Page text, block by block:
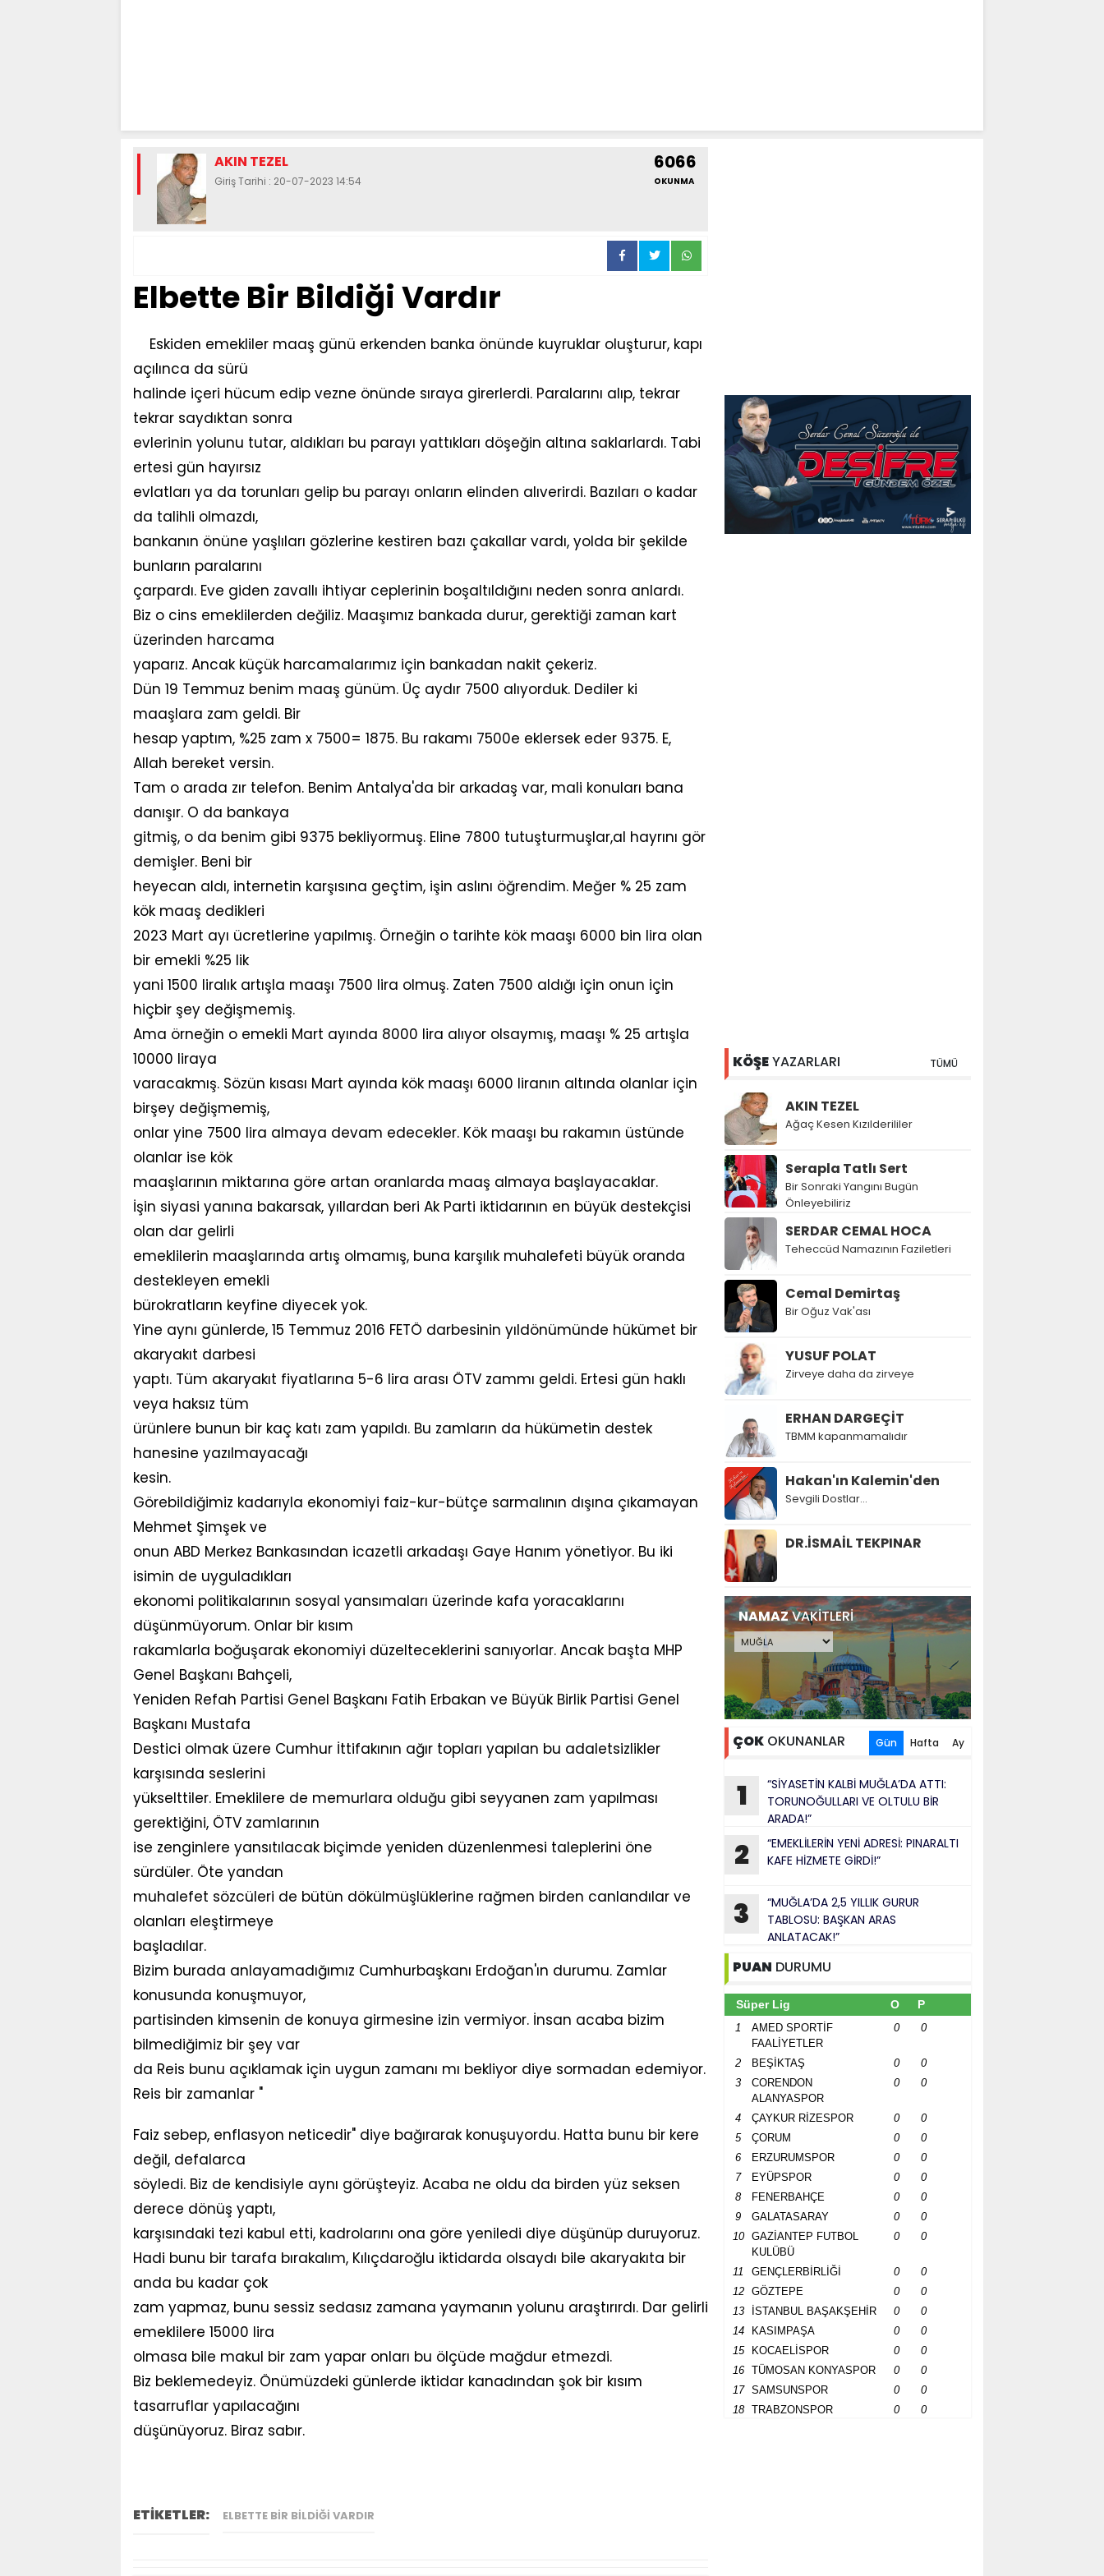
AKIN TEZEL
Giriş Tarihi : 20-07-2023 14:54
6066
OKUNMA
Elbette Bir Bildiği Vardır
Eskiden emekliler maaş günü erkenden banka önünde kuyruklar oluşturur, kapı
açılınca da sürü
halinde içeri hücum edip vezne önünde sıraya girerlerdi. Paralarını alıp, tekrar
tekrar saydıktan sonra
evlerinin yolunu tutar, aldıkları bu parayı yattıkları döşeğin altına saklarlardı. Tabi
ertesi gün hayırsız
evlatları ya da torunları gelip bu parayı onların elinden alıverirdi. Bazıları o kadar
da talihli olmazdı,
bankanın önüne yaşlıları gözlerine kestiren bazı çakallar vardı, yolda bir şekilde
bunların paralarını
çarpardı. Eve giden zavallı ihtiyar ceplerinin boşaltıldığını neden sonra anlardı.
Biz o cins emeklilerden değiliz. Maaşımız bankada durur, gerektiği zaman kart
üzerinden harcama
yaparız. Ancak küçük harcamalarımız için bankadan nakit çekeriz.
Dün 19 Temmuz benim maaş günüm. Üç aydır 7500 alıyorduk. Dediler ki
maaşlara zam geldi. Bir
hesap yaptım, %25 zam x 7500= 1875. Bu rakamı 7500e eklersek eder 9375. E,
Allah bereket versin.
Tam o arada zır telefon. Benim Antalya'da bir arkadaş var, mali konuları bana
danışır. O da bankaya
gitmiş, o da benim gibi 9375 bekliyormuş. Eline 7800 tutuşturmuşlar,al hayrını gör
demişler. Beni bir
heyecan aldı, internetin karşısına geçtim, işin aslını öğrendim. Meğer % 25 zam
kök maaş dedikleri
2023 Mart ayı ücretlerine yapılmış. Örneğin o tarihte kök maaşı 6000 bin lira olan
bir emekli %25 lik
yani 1500 liralık artışla maaşı 7500 lira olmuş. Zaten 7500 aldığı için onun için
hiçbir şey değişmemiş.
Ama örneğin o emekli Mart ayında 8000 lira alıyor olsaymış, maaşı % 25 artışla
10000 liraya
varacakmış. Sözün kısası Mart ayında kök maaşı 6000 liranın altında olanlar için
birşey değişmemiş,
onlar yine 7500 lira almaya devam edecekler. Kök maaşı bu rakamın üstünde
olanlar ise kök
maaşlarının miktarına göre artan oranlarda maaş almaya başlayacaklar.
İşin siyasi yanına bakarsak, yıllardan beri Ak Parti iktidarının en büyük destekçisi
olan dar gelirli
emeklilerin maaşlarında artış olmamış, buna karşılık muhalefeti büyük oranda
destekleyen emekli
bürokratların keyfine diyecek yok.
Yine aynı günlerde, 15 Temmuz 2016 FETÖ darbesinin yıldönümünde hükümet bir
akaryakıt darbesi
yaptı. Tüm akaryakıt fiyatlarına 5-6 lira arası ÖTV zammı geldi. Ertesi gün haklı
veya haksız tüm
ürünlere bunun bir kaç katı zam yapıldı. Bu zamların da hükümetin destek
hanesine yazılmayacağı
kesin.
Görebildiğimiz kadarıyla ekonomiyi faiz-kur-bütçe sarmalının dışına çıkamayan
Mehmet Şimşek ve
onun ABD Merkez Bankasından icazetli arkadaşı Gaye Hanım yönetiyor. Bu iki
isimin de uyguladıkları
ekonomi politikalarının sosyal yansımaları üzerinde kafa yoracaklarını
düşünmüyorum. Onlar bir kısım
rakamlarla boğuşarak ekonomiyi düzelteceklerini sanıyorlar. Ancak başta MHP
Genel Başkanı Bahçeli,
Yeniden Refah Partisi Genel Başkanı Fatih Erbakan ve Büyük Birlik Partisi Genel
Başkanı Mustafa
Destici olmak üzere Cumhur İttifakının ağır topları yapılan bu adaletsizlikler
karşısında seslerini
yükselttiler. Emeklilere de memurlara olduğu gibi seyyanen zam yapılması
gerektiğini, ÖTV zamlarının
ise zenginlere yansıtılacak biçimde yeniden düzenlenmesi taleplerini öne
sürdüler. Öte yandan
muhalefet sözcüleri de bütün dökülmüşlüklerine rağmen birden canlandılar ve
olanları eleştirmeye
başladılar.
Bizim burada anlayamadığımız Cumhurbaşkanı Erdoğan'ın durumu. Zamlar
konusunda konuşmuyor,
partisinden kimsenin de konuya girmesine izin vermiyor. İnsan acaba bizim
bilmediğimiz bir şey var
da Reis bunu açıklamak için uygun zamanı mı bekliyor diye sormadan edemiyor.
Reis bir zamanlar "
Faiz sebep, enflasyon neticedir" diye bağırarak konuşuyordu. Hatta bunu bir kere
değil, defalarca
söyledi. Biz de kendisiyle aynı görüşteyiz. Acaba ne oldu da birden yüz seksen
derece dönüş yaptı,
karşısındaki tezi kabul etti, kadrolarını ona göre yeniledi diye düşünüp duruyoruz.
Hadi bunu bir tarafa bırakalım, Kılıçdaroğlu iktidarda olsaydı bile akaryakıta bir
anda bu kadar çok
zam yapmaz, bunu sessiz sedasız zamana yaymanın yolunu araştırırdı. Dar gelirli
emeklilere 15000 lira
olmasa bile makul bir zam yapar onları bu ölçüde mağdur etmezdi.
Biz beklemedeyiz. Önümüzdeki günlerde iktidar kanadından şok bir kısım
tasarruflar yapılacağını
düşünüyoruz. Biraz sabır.
ETİKETLER: ELBETTE BIR BILDIĞI VARDIR
KÖŞEYAZARLARI TÜMÜ
AKIN TEZEL
Ağaç Kesen Kızılderililer
Serapla Tatlı Sert
Bir Sonraki Yangını Bugün
Önleyebiliriz
SERDAR CEMAL HOCA
Teheccüd Namazının Faziletleri
Cemal Demirtaş
Bir Oğuz Vak'ası
YUSUF POLAT
Zirveye daha da zirveye
ERHAN DARGEÇİT
TBMM kapanmamalıdır
Hakan'ın Kalemin'den
Sevgili Dostlar...
DR.İSMAİL TEKPINAR
NAMAZVAKİTLERİ
ÇOK OKUNANLAR Gün Hafta Ay
1
“SİYASETİN KALBİ MUĞLA’DA ATTI:
TORUNOĞULLARI VE OLTULU BİR
ARADA!”
2
“EMEKLİLERİN YENİ ADRESİ: PINARALTI
KAFE HİZMETE GİRDİ!”
3
“MUĞLA’DA 2,5 YILLIK GURUR
TABLOSU: BAŞKAN ARAS
ANLATACAK!”
PUAN DURUMU
Süper Lig O P
1
AMED SPORTİF
FAALİYETLER
0 0
2 BEŞİKTAŞ 0
0
3
CORENDON
ALANYASPOR
0 0
4 ÇAYKUR RİZESPOR 0
0
5
ÇORUM 0
0
6
ERZURUMSPOR 0
0
7
EYÜPSPOR 0
0
8
FENERBAHÇE 0
0
9
GALATASARAY 0
0
10
GAZİANTEP FUTBOL
KULÜBÜ
0 0
11 GENÇLERBİRLİĞİ 0
0
12
GÖZTEPE 0
0
13
İSTANBUL BAŞAKŞEHİR 0
0
14
KASIMPAŞA 0
0
15
KOCAELİSPOR 0
0
16
TÜMOSAN KONYASPOR 0
0
17
SAMSUNSPOR 0
0
18
TRABZONSPOR 0 0